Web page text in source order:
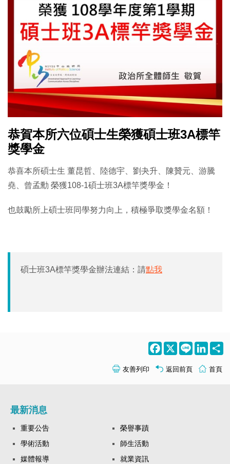
恭賀本所六位碩士生榮獲碩士班3A標竿
獎學金
恭喜本所碩士生 董昆哲、陸德宇、劉夬升、陳贊元、游騰
堯、曾孟勳 榮獲108-1碩士班3A標竿獎學金！
也鼓勵所上碩士班同學努力向上，積極爭取獎學金名額！
碩士班3A標竿獎學金辦法連結：請點我
Facebook
X Line
友善列印 返回前頁 首頁
最新消息
重要公告
榮譽事蹟
學術活動
師生活動
媒體報導
就業資訊